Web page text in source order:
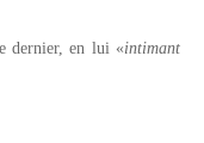
dernier, en lui «intimant